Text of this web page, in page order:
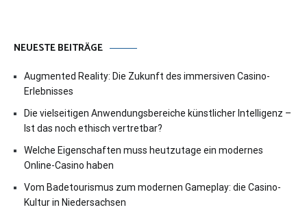
NEUESTE BEITRÄGE
Augmented Reality: Die Zukunft des immersiven Casino-
Erlebnisses
Die vielseitigen Anwendungsbereiche künstlicher Intelligenz –
Ist das noch ethisch vertretbar?
Welche Eigenschaften muss heutzutage ein modernes
Online-Casino haben
Vom Badetourismus zum modernen Gameplay: die Casino-
Kultur in Niedersachsen